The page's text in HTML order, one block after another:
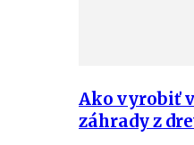
Ako vyrobiť
záhrady z